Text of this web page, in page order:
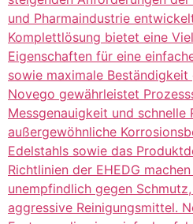
und Pharmaindustrie
Komplettlösung bietet eine
Eigenschaften für eine
sowie maximale
Novego gewährleistet
Messgenauigkeit und schnelle
außergewöhnliche
Edelstahls sowie das
Richtlinien der EHEDG
unempfindlich gegen
aggressive Reinigungsmittel.